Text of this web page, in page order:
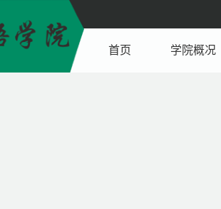
首页 学院概况